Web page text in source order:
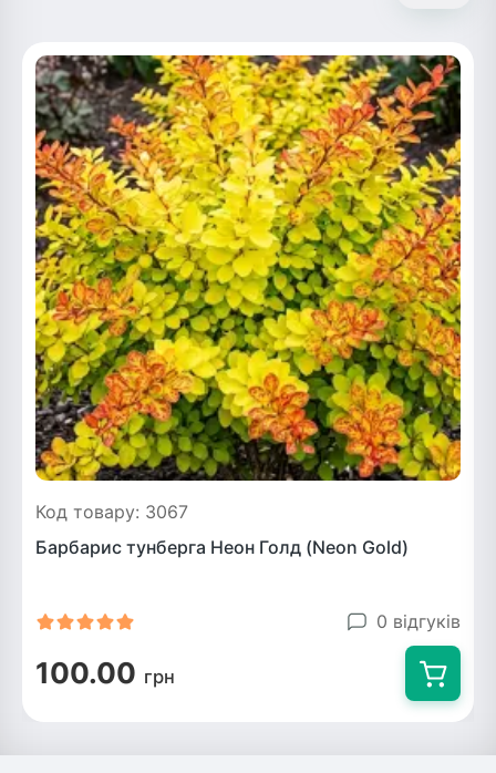
Код товару: 3067
Барбарис тунберга Неон Голд (Neon Gold)
0 відгуків
100.00 грн